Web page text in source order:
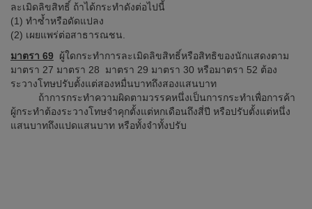
ละเมิดลิขสิทธิ์ ถ้าได้กระทำดังต่อไปนี้
(1) ทำซ้ำหรือดัดแปลง
(2) เผยแพร่ต่อสาธารณชน.
มาตรา 69 ผู้ใดกระทำการละเมิดลิขสิทธิ์หรือสิทธิของนักแสดงตาม
มาตรา 27 มาตรา 28 มาตรา 29 มาตรา 30 หรือมาตรา 52 ต้อง
ระวางโทษปรับตั้งแต่สองหมื่นบาทถึงสองแสนบาท
ถ้าการกระทำความผิดตามวรรคหนึ่งเป็นการกระทำเพื่อการค้า
ผู้กระทำต้องระวางโทษจำคุกตั้งแต่หกเดือนถึงสี่ปี หรือปรับตั้งแต่หนึ่ง
แสนบาทถึงแปดแสนบาท หรือทั้งจำทั้งปรับ